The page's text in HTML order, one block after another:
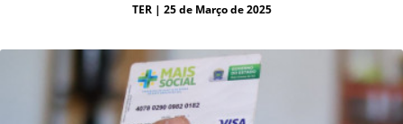
TER| 25 de Março de 2025